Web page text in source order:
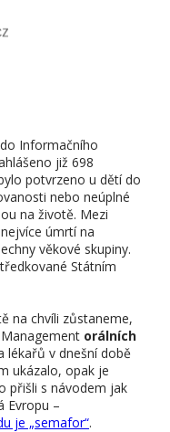
Informačního
již 698
potvrzeno u dětí do
nebo neúplné
na životě. Mezi
úmrtí na
věkové skupiny.
Státním
na chvíli zůstaneme,
orálních
lékařů v dnešní době
ukázalo, opak je
přišli s návodem jak
Evropu –
je „semafor“.